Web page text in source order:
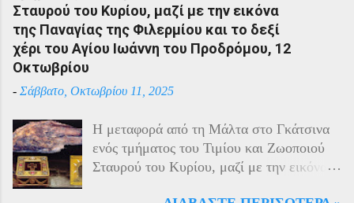
υπόλοιπο μικρασιατικό πληθυσμό. Με την
είσοδο της Τουρκίας στον πόλεμο
πραγματοποιήθηκαν εκκενώσεις οικισμών,
οικογένειες των φυγοστράτων.
έδωσαν οι Πόντιοι στην καταπίεση με την
οργανωμένη αντίσταση των κατοίκων του.
Αντιδρώντας στις πιέσεις των Τούρκων
Σταυρού του Κυρίου, μαζί με την εικόνα
της Παναγίας της Φιλερμίου και το δεξί
χέρι του Αγίου Ιωάννη του Προδρόμου, 12
Οκτωβρίου
- Σάββατο, Οκτωβρίου 11, 2025
Η μεταφορά από τη Μάλτα στο Γκάτσινα
ενός τμήματος του Τιμίου και Ζωοποιού
Σταυρού του Κυρίου, μαζί με την εικόνα